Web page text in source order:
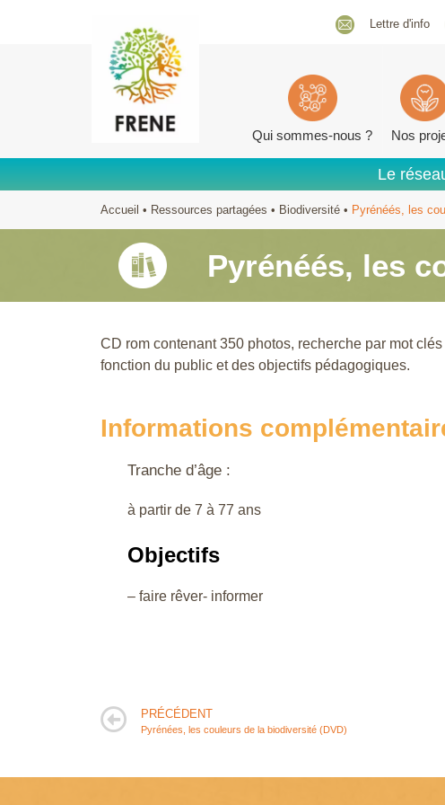
Lettre d'info
Qui sommes-nous ? Nos
Le
Accueil • Ressources partagées • Biodiversité • Pyrénéés, les
Pyrénéés, les
CD rom contenant 350 photos, recherche par mot
fonction du public et des objectifs pédagogiques.
Informations
Tranche d’âge :
à partir de 7 à 77 ans
Objectifs
– faire rêver- informer
PRÉCÉDENT
Pyrénées, les couleurs de la biodiversité (DVD)